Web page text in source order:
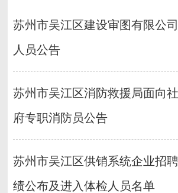
苏州市吴江区建设审图有限公
人员公告
苏州市吴江区消防救援局面向
府专职消防员公告
苏州市吴江区供销系统企业招
绩公布及进入体检人员名单